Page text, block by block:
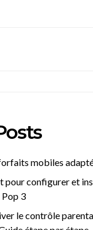
mobiles
pour configurer et
3
le contrôle